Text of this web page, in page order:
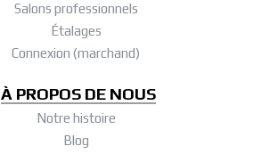
Salons professionnels
Étalages
Connexion (marchand)
À PROPOS DE NOUS
Notre histoire
Blog